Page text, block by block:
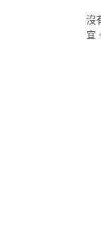
沒
宜